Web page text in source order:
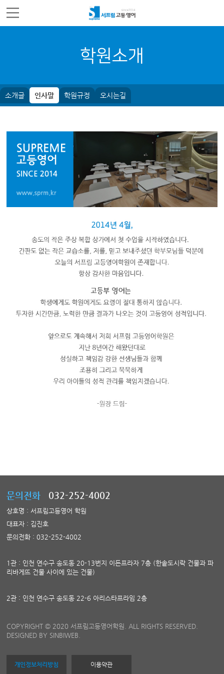
학원소개
소개글 인사말 학원규정 오시는길
문의전화 032-252-4002
상호명 : 서프림고등영어 학원
대표자 : 김진호
문의전화 : 032-252-4002
1관 : 인천 연수구 송도동 20-13번지 이든프라자 7층 (한솥도시락 건물과 파
리바게뜨 건물 사이에 있는 건물)
2관 : 인천 연수구 송도동 22-6 아리스타프라임 2층
COPYRIGHT © 2020 서프림고등영어학원. ALL RIGHTS RESERVED.
DESIGNED BY SINBIWEB.
개인정보처리방침 이용약관